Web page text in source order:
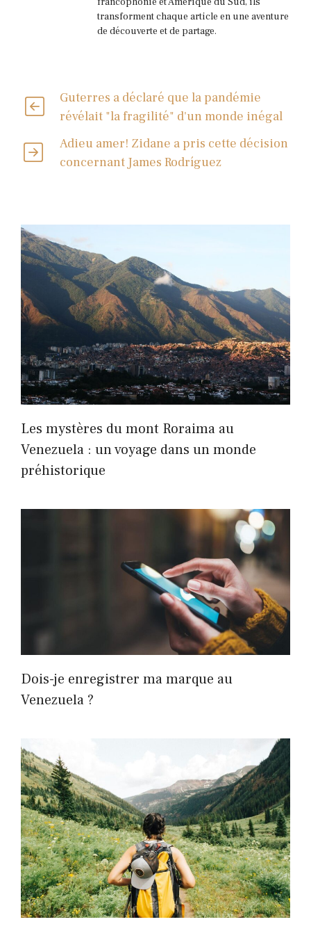
transforment chaque article en une aventure
de découverte et de partage.
Guterres a déclaré que la pandémie
révélait "la fragilité" d'un monde inégal
Adieu amer! Zidane a pris cette décision
concernant James Rodríguez
Les mystères du mont Roraima au
Venezuela : un voyage dans un monde
préhistorique
Dois-je enregistrer ma marque au
Venezuela ?